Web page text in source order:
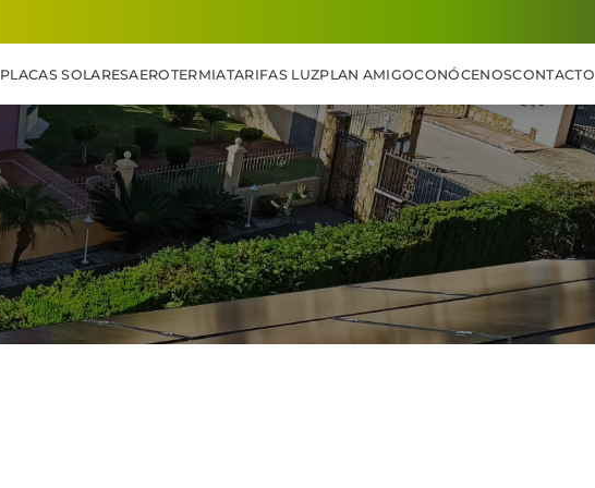
PLACAS SOLARESAEROTERMIATARIFAS LUZPLAN AMIGOCONÓCENOSCONTACTO